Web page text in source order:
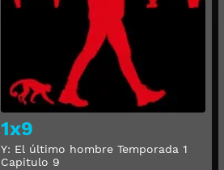
1x9
Y: El último hombre Temporada 1
Capitulo 9